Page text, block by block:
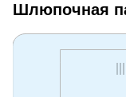
Шлюпочная